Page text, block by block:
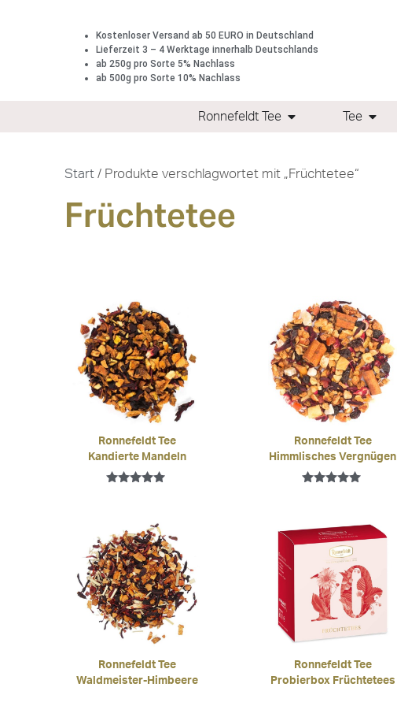
Kostenloser Versand ab 50 EURO in Deutschland
Lieferzeit 3 – 4 Werktage innerhalb Deutschlands
ab 250g pro Sorte 5% Nachlass
ab 500g pro Sorte 10% Nachlass
Ronnefeldt Tee Tee
Start / Produkte verschlagwortet mit „Früchtetee“
Früchtetee
Ronnefeldt Tee
Kandierte Mandeln
Ronnefeldt Tee
Himmlisches Vergnügen
Ronnefeldt Tee
Waldmeister-Himbeere
Ronnefeldt Tee
Probierbox Früchtetees